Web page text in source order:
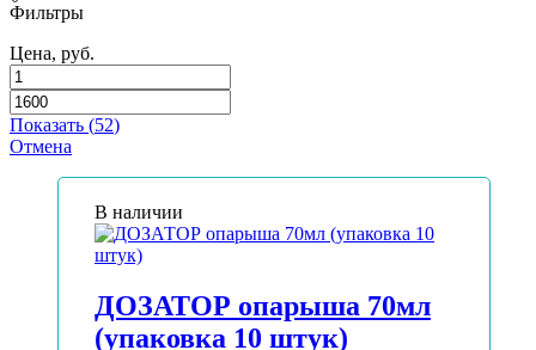
Фильтры
Цена, руб.
Показать (52)
Отмена
В наличии
ДОЗАТОР опарыша 70мл
(упаковка 10 штук)